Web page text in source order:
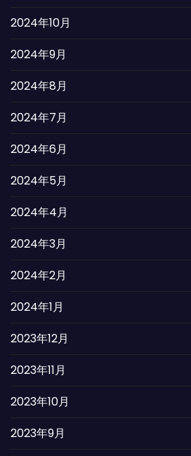
2024年10月
2024年9月
2024年8月
2024年7月
2024年6月
2024年5月
2024年4月
2024年3月
2024年2月
2024年1月
2023年12月
2023年11月
2023年10月
2023年9月